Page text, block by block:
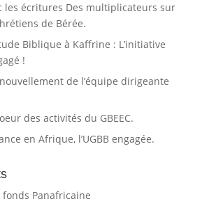
les écritures Des multiplicateurs sur
de Bérée.
Biblique à Kaffrine : L’initiative
!
de l’équipe dirigeante
des activités du GBEEC.
en Afrique, l’UGBB engagée.
Panafricaine